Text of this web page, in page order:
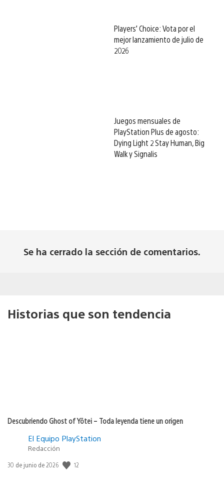
Players’ Choice: Vota por el
mejor lanzamiento de julio de
2026
Juegos mensuales de
PlayStation Plus de agosto:
Dying Light 2 Stay Human, Big
Walk y Signalis
Se ha cerrado la sección de comentarios.
Historias que son tendencia
Descubriendo Ghost of Yōtei – Toda leyenda tiene un origen
El Equipo PlayStation
Redacción
Fecha
30 de junio de 2026 12